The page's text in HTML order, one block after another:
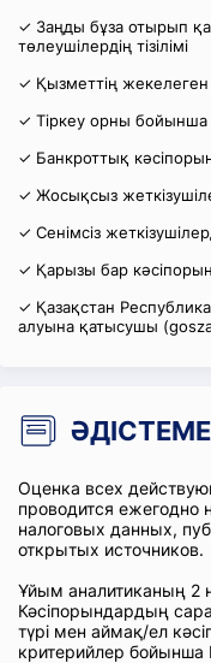
✓ Заңды бұза отырып
төлеушілердің тізілімі
✓ Қызметтің жекелеген
✓ Тіркеу орны бойынша
✓ Банкроттық
✓ Жосықсыз
✓ Сенімсіз
✓ Қарызы бар
✓ Қазақстан
алуына қатысушы
Оценка всех
проводится ежегодно
налоговых данных,
открытых источников.
Ұйым аналитиканың 2
Кәсіпорындардың
түрі мен аймақ/ел
критерийлер бойынша